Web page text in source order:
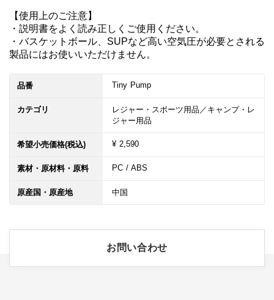
【使用上のご注意】
・説明書をよく読み正しくご使用ください。
・バスケットボール、SUPなど高い空気圧が必要とされる
製品にはお使いいただけません。
品番 Tiny Pump
カテゴリ
レジャー・スポーツ用品／キャンプ・レ
ジャー用品
希望小売価格(税込) ¥ 2,590
素材・原材料・原料 PC / ABS
原産国・原産地 中国
お問い合わせ